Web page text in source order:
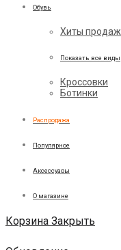
Обувь
Хиты продаж
Показать все виды
Кроссовки
Ботинки
Распродажа
Популярное
Аксессуары
О магазине
Корзина Закрыть